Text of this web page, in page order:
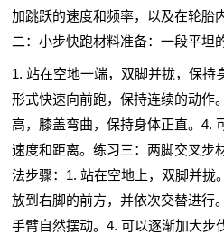
加跳跃的速度和频率，以及在轮胎
二：小步快跑材料准备：一段平坦
1. 站在空地一端，双脚并拢，保持
形式快速向前跑，保持连续的动作
高，膝盖弯曲，保持身体正直。4.
速度和距离。练习三：两脚交叉步
法步骤：1. 站在空地上，双脚并拢
放到右脚的前方，并依次交替进行
手臂自然摆动。4. 可以逐渐加大步